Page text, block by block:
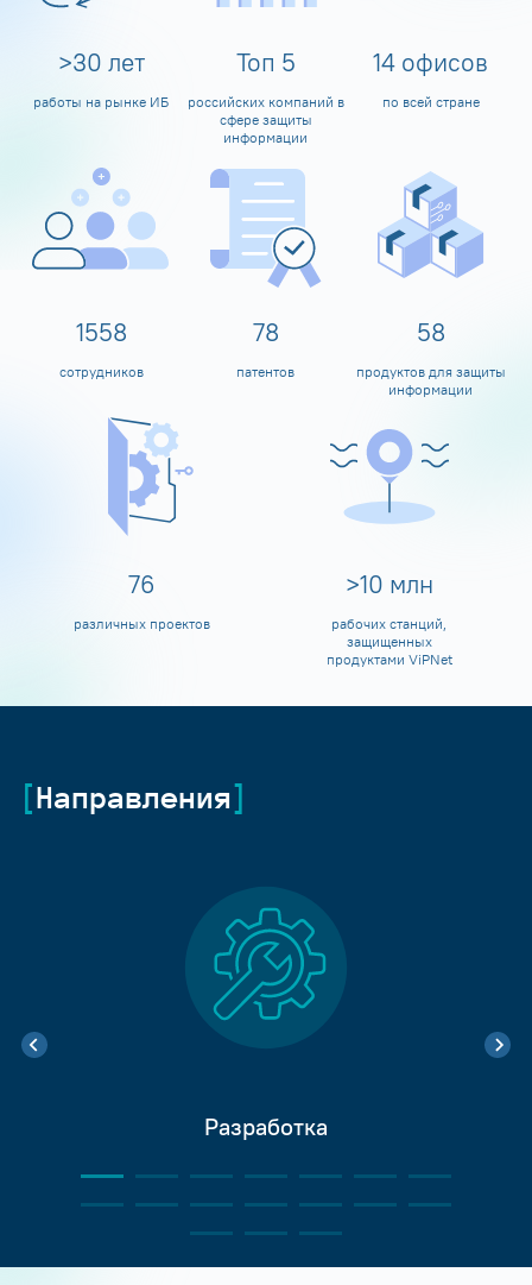
>30 лет
работы на рынке ИБ
Топ 5
российских компаний в
сфере защиты
информации
14 офисов
по всей стране
1600
сотрудников
80
патентов
60
продуктов для защиты
информации
80
различных проектов
>10 млн
рабочих станций,
защищенных
продуктами ViPNet
Направления
Разработка